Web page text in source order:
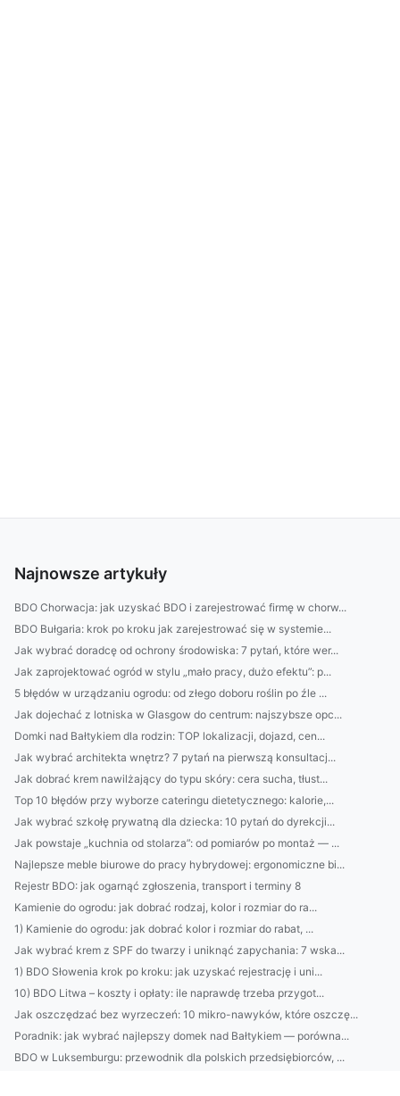
Najnowsze artykuły
BDO Chorwacja: jak uzyskać BDO i zarejestrować firmę w chorw...
BDO Bułgaria: krok po kroku jak zarejestrować się w systemie...
Jak wybrać doradcę od ochrony środowiska: 7 pytań, które wer...
Jak zaprojektować ogród w stylu „mało pracy, dużo efektu”: p...
5 błędów w urządzaniu ogrodu: od złego doboru roślin po źle ...
Jak dojechać z lotniska w Glasgow do centrum: najszybsze opc...
Domki nad Bałtykiem dla rodzin: TOP lokalizacji, dojazd, cen...
Jak wybrać architekta wnętrz? 7 pytań na pierwszą konsultacj...
Jak dobrać krem nawilżający do typu skóry: cera sucha, tłust...
Top 10 błędów przy wyborze cateringu dietetycznego: kalorie,...
Jak wybrać szkołę prywatną dla dziecka: 10 pytań do dyrekcji...
Jak powstaje „kuchnia od stolarza”: od pomiarów po montaż — ...
Najlepsze meble biurowe do pracy hybrydowej: ergonomiczne bi...
Rejestr BDO: jak ogarnąć zgłoszenia, transport i terminy 8
Kamienie do ogrodu: jak dobrać rodzaj, kolor i rozmiar do ra...
1) Kamienie do ogrodu: jak dobrać kolor i rozmiar do rabat, ...
Jak wybrać krem z SPF do twarzy i uniknąć zapychania: 7 wska...
1) BDO Słowenia krok po kroku: jak uzyskać rejestrację i uni...
10) BDO Litwa – koszty i opłaty: ile naprawdę trzeba przygot...
Jak oszczędzać bez wyrzeczeń: 10 mikro-nawyków, które oszczę...
Poradnik: jak wybrać najlepszy domek nad Bałtykiem — porówna...
BDO w Luksemburgu: przewodnik dla polskich przedsiębiorców, ...